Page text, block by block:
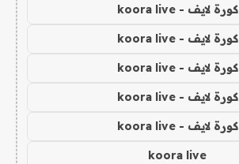
كورة لايف - koora live
كورة لايف - koora live
كورة لايف - koora live
كورة لايف - koora live
كورة لايف - koora live
koora live